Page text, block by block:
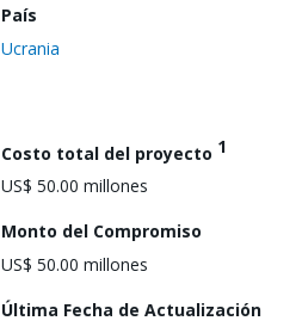
País
Ucrania
Costo total del proyecto 1
US$ 50.00 millones
Monto del Compromiso
US$ 50.00 millones
Última Fecha de Actualización